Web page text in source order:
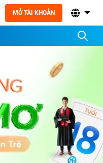
MỞ TÀI KHOẢN